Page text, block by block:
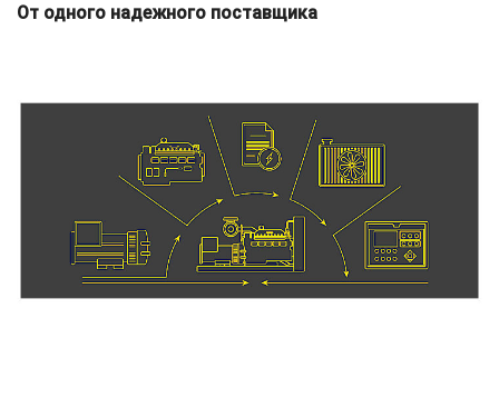
От одного надежного поставщика